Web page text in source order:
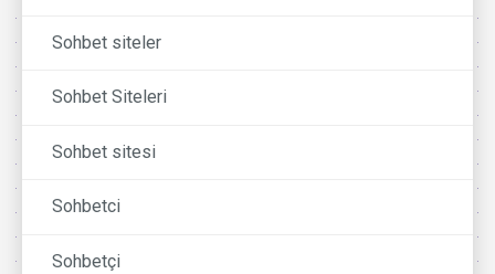
Sohbet siteler
Sohbet Siteleri
Sohbet sitesi
Sohbetci
Sohbetçi